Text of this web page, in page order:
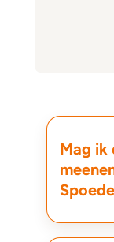
Mag ik